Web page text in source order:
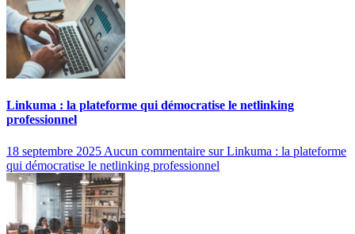
Linkuma : la plateforme qui démocratise le netlinking
professionnel
18 septembre 2025 Aucun commentaire sur Linkuma : la plateforme
qui démocratise le netlinking professionnel